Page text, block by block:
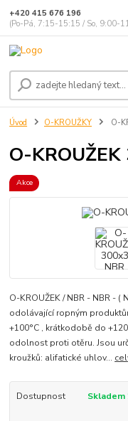
+420 415 676 196
(Po-Pá, 7:15-15:15 / So, 9:00-
Úvod O-KROUŽKY O-
O-
Akce
O-KROUŽEK / NBR - NBR -
odolávající ropným
+100°C , krátkodobě do
odolnost proti otěru. Jsou
kroužků: alifatické uhlov...
Dostupnost Skladem